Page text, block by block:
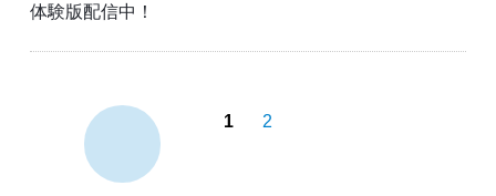
体験版配信中！
1 2